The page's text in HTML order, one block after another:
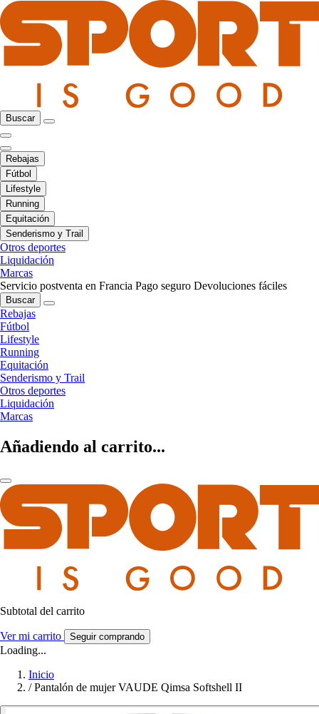
Buscar
Rebajas
Fútbol
Lifestyle
Running
Equitación
Senderismo y Trail
Otros deportes
Liquidación
Marcas
Servicio postventa en Francia Pago seguro Devoluciones fáciles
Buscar
Rebajas
Fútbol
Lifestyle
Running
Equitación
Senderismo y Trail
Otros deportes
Liquidación
Marcas
Añadiendo al carrito...
Subtotal del carrito
Ver mi carrito Seguir comprando
Loading...
Inicio
/ Pantalón de mujer VAUDE Qimsa Softshell II